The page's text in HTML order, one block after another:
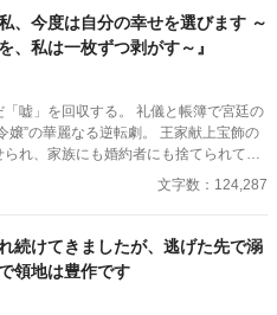
、今度は自分の幸せを選びます ～
、私は一枚ずつ剥がす～』
嘘」を回収する。 礼儀と帳簿で宮廷の
なる逆転劇。 王家献上宝飾の
れ、家族にも婚約者にも捨てられて追
ア。 数年後、彼女は王妃直属の「臨時
。 そこで待っていたの
し、姉の栄光の裏には、横領、洗脳、
石」の陰謀が隠されていた。 「復
リリアは感情に流され
実を映す「プリズム」を武器に、姉が
文字数：124,287
続けてきましたが、逃げた先で溺
領地は豊作です